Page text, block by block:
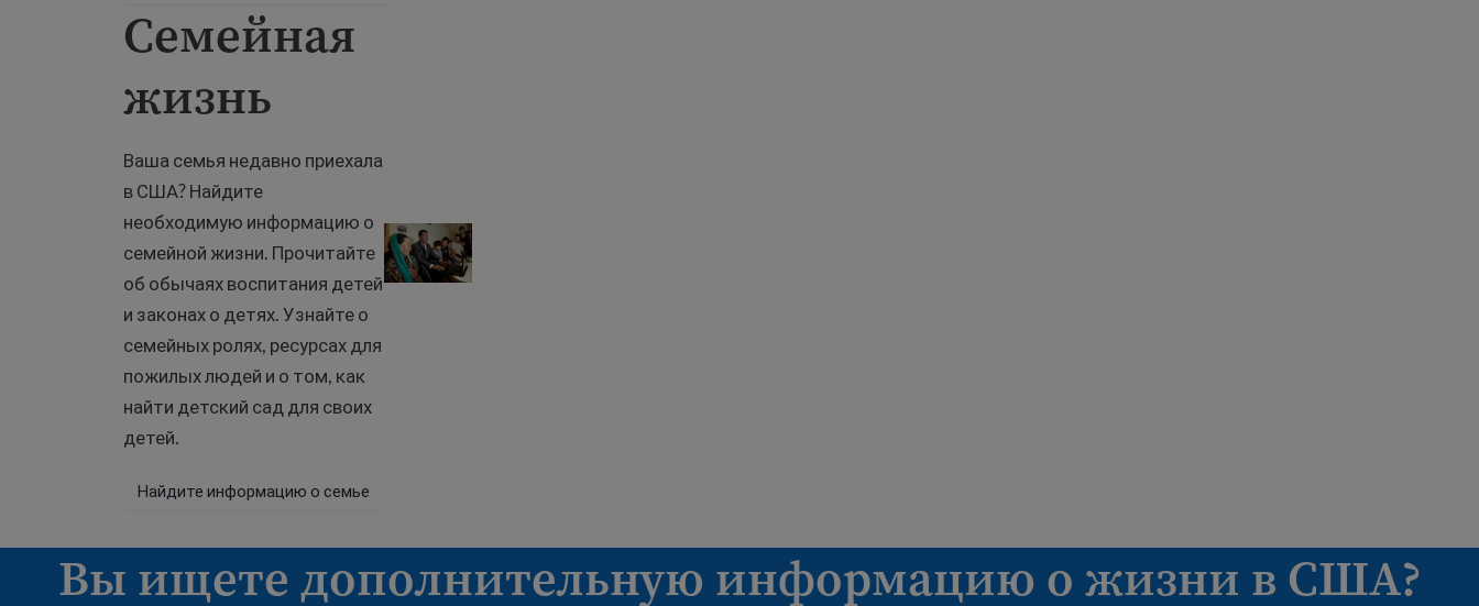
Семейная
жизнь
Ваша семья недавно приехала
в США? Найдите
необходимую информацию о
семейной жизни. Прочитайте
об обычаях воспитания детей
и законах о детях. Узнайте о
семейных ролях, ресурсах для
пожилых людей и о том, как
найти детский сад для своих
детей.
Найдите информацию о семье
Семейная жизнь
Вы ищете дополнительную информацию о жизни в США?